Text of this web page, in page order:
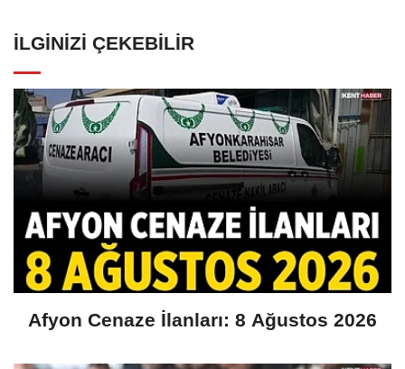
İLGINIZI ÇEKEBILIR
Afyon Cenaze İlanları: 8 Ağustos 2026